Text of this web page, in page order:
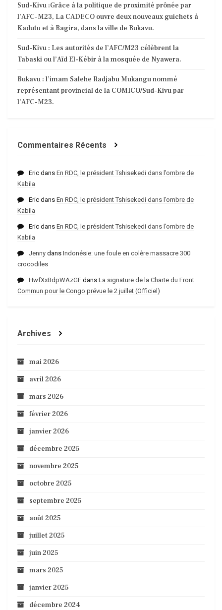
Sud-Kivu :Grâce à la politique de proximité prônée par
l’AFC-M23, La CADECO ouvre deux nouveaux guichets à
Kadutu et à Bagira, dans la ville de Bukavu.
Sud-Kivu : Les autorités de l’AFC/M23 célèbrent la
Tabaski ou l’Aïd El-Kébir à la mosquée de Nyawera.
Bukavu : l’imam Salehe Radjabu Mukangu nommé
représentant provincial de la COMICO/Sud-Kivu par
l’AFC-M23.
Commentaires Récents
Eric dans En RDC, le président Tshisekedi dans l’ombre de
Kabila
Eric dans En RDC, le président Tshisekedi dans l’ombre de
Kabila
Eric dans En RDC, le président Tshisekedi dans l’ombre de
Kabila
Jenny dans Indonésie: une foule en colère massacre 300
crocodiles
HwfXxBdpWAzGF dans La signature de la Charte du Front
Commun pour le Congo prévue le 2 juillet (Officiel)
Archives
mai 2026
avril 2026
mars 2026
février 2026
janvier 2026
décembre 2025
novembre 2025
octobre 2025
septembre 2025
août 2025
juillet 2025
juin 2025
mars 2025
janvier 2025
décembre 2024